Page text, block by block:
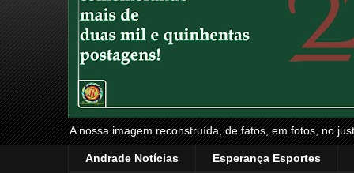
A nossa imagem reconstruída, de fatos, em fotos, no
Andrade Notícias Esperança Esportes